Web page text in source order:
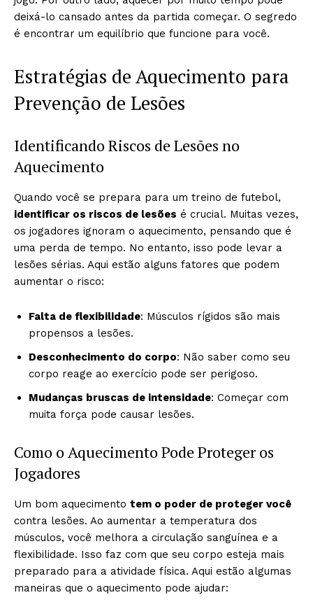
deixá-lo cansado antes da partida começar. O segredo
é encontrar um equilíbrio que funcione para você.
Estratégias de Aquecimento para
Prevenção de Lesões
Identificando Riscos de Lesões no
Aquecimento
Quando você se prepara para um treino de futebol,
identificar os riscos de lesões é crucial. Muitas vezes,
os jogadores ignoram o aquecimento, pensando que é
uma perda de tempo. No entanto, isso pode levar a
lesões sérias. Aqui estão alguns fatores que podem
aumentar o risco:
Falta de flexibilidade: Músculos rígidos são mais
propensos a lesões.
Desconhecimento do corpo: Não saber como seu
corpo reage ao exercício pode ser perigoso.
Mudanças bruscas de intensidade: Começar com
muita força pode causar lesões.
Como o Aquecimento Pode Proteger os
Jogadores
Um bom aquecimento tem o poder de proteger você
contra lesões. Ao aumentar a temperatura dos
músculos, você melhora a circulação sanguínea e a
flexibilidade. Isso faz com que seu corpo esteja mais
preparado para a atividade física. Aqui estão algumas
maneiras que o aquecimento pode ajudar: